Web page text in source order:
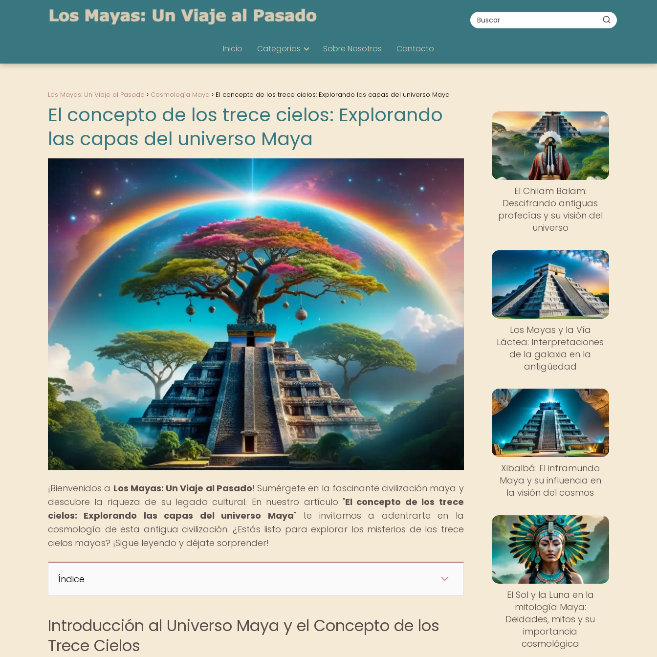
Inicio Categorías Sobre Nosotros Contacto
Los Mayas: Un Viaje al Pasado Cosmología Maya El concepto de los trece cielos: Explorando las capas del universo Maya
El concepto de los trece cielos: Explorando
las capas del universo Maya
¡Bienvenidos a Los Mayas: Un Viaje al Pasado! Sumérgete en la fascinante civilización maya y
descubre la riqueza de su legado cultural. En nuestro artículo "El concepto de los trece
cielos: Explorando las capas del universo Maya" te invitamos a adentrarte en la
cosmología de esta antigua civilización. ¿Estás listo para explorar los misterios de los trece
cielos mayas? ¡Sigue leyendo y déjate sorprender!
Índice
Introducción al Universo Maya y el Concepto de los
Trece Cielos
El Chilam Balam:
Descifrando antiguas
profecías y su visión del
universo
Los Mayas y la Vía
Láctea: Interpretaciones
de la galaxia en la
antigüedad
Xibalbá: El inframundo
Maya y su influencia en
la visión del cosmos
El Sol y la Luna en la
mitología Maya:
Deidades, mitos y su
importancia
cosmológica